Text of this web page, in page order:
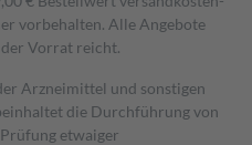
vorbehalten. Alle Angebote
Vorrat reicht.
Arzneimittel und sonstigen
die Durchführung von
etwaiger